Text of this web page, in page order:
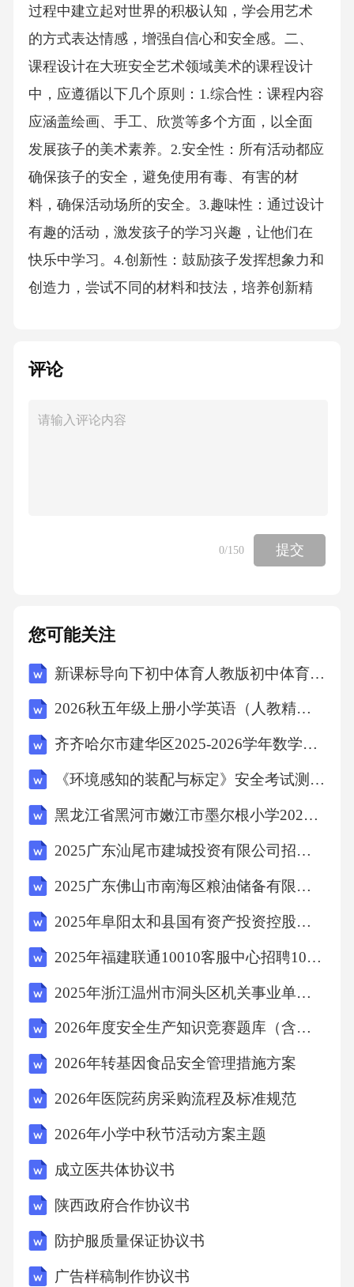
过程中建立起对世界的积极认知，学会用艺术
的方式表达情感，增强自信心和安全感。二、
课程设计在大班安全艺术领域美术的课程设计
中，应遵循以下几个原则：1.综合性：课程内容
应涵盖绘画、手工、欣赏等多个方面，以全面
发展孩子的美术素养。2.安全性：所有活动都应
确保孩子的安全，避免使用有毒、有害的材
料，确保活动场所的安全。3.趣味性：通过设计
有趣的活动，激发孩子的学习兴趣，让他们在
快乐中学习。4.创新性：鼓励孩子发挥想象力和
创造力，尝试不同的材料和技法，培养创新精
工活动：利用废旧材料制作手工作品，培养孩
欣赏名画、民间艺术等，拓宽他们的艺术视
术领域美术的教学中，应采用多种教学方法，
以适应不同孩子的学习特点。1.启发式教学：通
完成任务，培养他们的团队协作能力和沟通能
力。3.实践操作：多组织实践活动，让孩子在动
手操作中学习和进步。4.个性化指导：针对孩子
助。在实践过程中，教师可以结合节日、季节
等主题，设计相应的美术活动。例如，在儿童
节期间，可以组织孩子们制作节日装饰，让他
们用自己的双手创造节日氛围，增强他们的参
美术馆、博物馆等场所，让他们亲身感受艺术
的魅力，拓宽艺术视野。四、家长的角色与支
持在大班安全艺术领域美术教育中，家长的作
用不可忽视。家长应积极参与孩子的学习过
程，给予支持和鼓励。同时，家长还可以与孩
子共同完成美术任务，增进亲子关系，让孩子
在温馨的家庭氛围中成长。五、总结与展望大
班安全艺术领域美术教育是一项综合性、实践
为教育工作者和家长提供有益的参考和指导。
未来，我们期待更多创新的教育方法和理念在
安全教育领域得到应用和发展，为孩子们的成
长创造更加安全、和谐的环境。结语：让我们
携手共同努力，为孩子们创造一个充满艺术氛
围和安全保障的教育环境吧！在编制2026年大
评论
0/150 提交
您可能关注
新课标导向下初中体育人教版初中体育与健康第三章《足球》教学设计
2026秋五年级上册小学英语（人教精通版三起）教学计划
齐齐哈尔市建华区2025-2026学年数学三年级下学期期末复习检测试题（含答案解析）
《环境感知的装配与标定》安全考试测试卷及答案
黑龙江省黑河市嫩江市墨尔根小学2025届数学三年级下学期期中预测试题（含解析）
2025广东汕尾市建城投资有限公司招聘7人笔试历年典型考点题库附带答案详解
2025广东佛山市南海区粮油储备有限公司招聘及笔试安排笔试历年典型考点题库附带答案详解
2025年阜阳太和县国有资产投资控股集团下属子公司招聘24人笔试历年备考题库附带答案详解
2025年福建联通10010客服中心招聘100人笔试历年典型考点题库附带答案详解
2025年浙江温州市洞头区机关事业单位（国企）第三期招聘编外用工20人笔试历年常考点试题专练附带答案详解
2026年度安全生产知识竞赛题库（含答案）
2026年转基因食品安全管理措施方案
2026年医院药房采购流程及标准规范
2026年小学中秋节活动方案主题
成立医共体协议书
陕西政府合作协议书
防护服质量保证协议书
广告样稿制作协议书